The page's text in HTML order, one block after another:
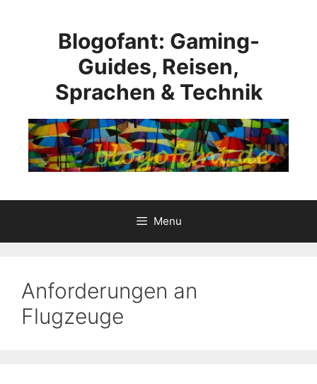
Blogofant: Gaming-
Guides, Reisen,
Sprachen & Technik
Menu
Anforderungen an
Flugzeuge